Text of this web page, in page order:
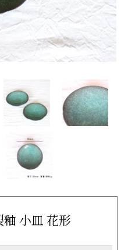
小皿 花形